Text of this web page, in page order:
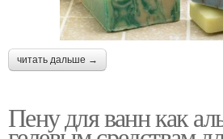
читать дальше →
Пену для ванн как